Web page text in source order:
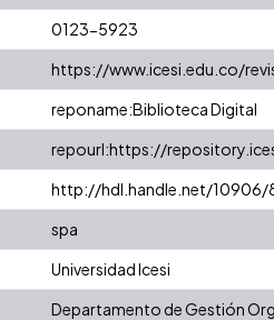
0123-5923
https://www.icesi.edu.co/
reponame:Biblioteca Digital
repourl:https://
http://hdl.handle.net/10906/
spa
Universidad Icesi
Departamento de Gestión